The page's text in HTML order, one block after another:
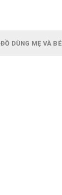
ĐỒ DÙNG MẸ VÀ BÉ